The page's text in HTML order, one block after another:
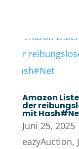
Amazon
der
mit
Juni 25, 2025
eazyAuction,